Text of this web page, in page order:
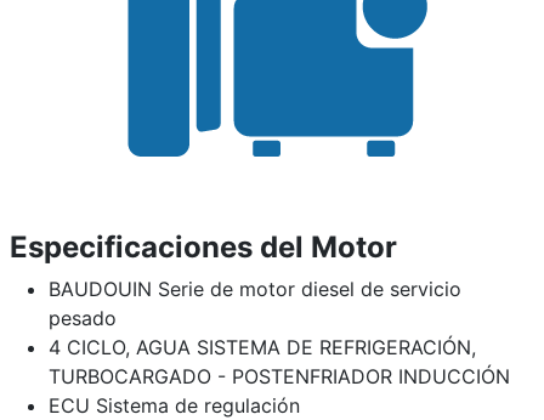
Especificaciones del Motor
BAUDOUIN Serie de motor diesel de servicio
pesado
4 CICLO, AGUA SISTEMA DE REFRIGERACIÓN,
TURBOCARGADO - POSTENFRIADOR INDUCCIÓN
ECU Sistema de regulación